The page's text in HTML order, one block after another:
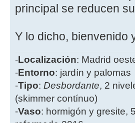
principal se reducen
Y lo dicho, bienvenido
-Localización: Madrid
-Entorno: jardín y palomas
-Tipo: Desbordante, 2
(skimmer contínuo)
-Vaso: hormigón y gresite,